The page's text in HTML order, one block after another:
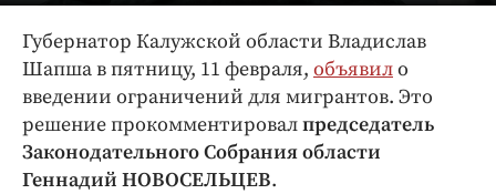
Издания
Медиаперсона
Интересное чтиво
Клиника года
Бренд года
Работодатель года
Губернатор Калужской области Владислав
Шапша в пятницу, 11 февраля, объявило
введении ограничений для мигрантов. Это
решение прокомментировалпредседатель
Законодательного Собрания области
Геннадий НОВОСЕЛЬЦЕВ.